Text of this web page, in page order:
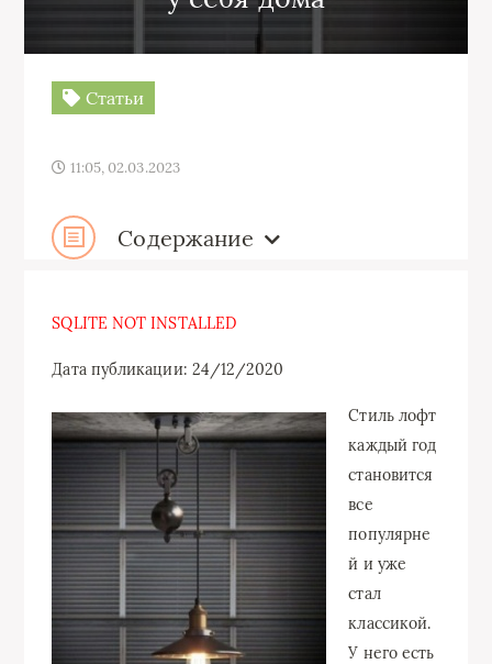
Статьи
11:05, 02.03.2023
Содержание
SQLITE NOT INSTALLED
Дата публикации: 24/12/2020
Стиль лофт
каждый год
становится
все
популярне
й и уже
стал
классикой.
У него есть